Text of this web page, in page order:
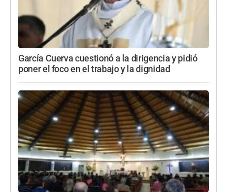
García Cuerva cuestionó a la dirigencia y pidió
poner el foco en el trabajo y la dignidad